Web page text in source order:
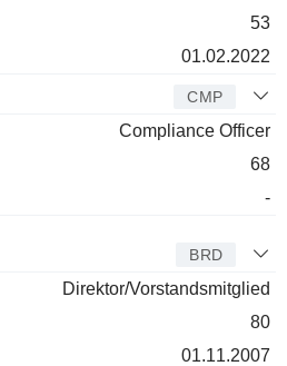
53
01.02.2022
CMP
Compliance Officer
68
-
BRD
Direktor/Vorstandsmitglied
80
01.11.2007